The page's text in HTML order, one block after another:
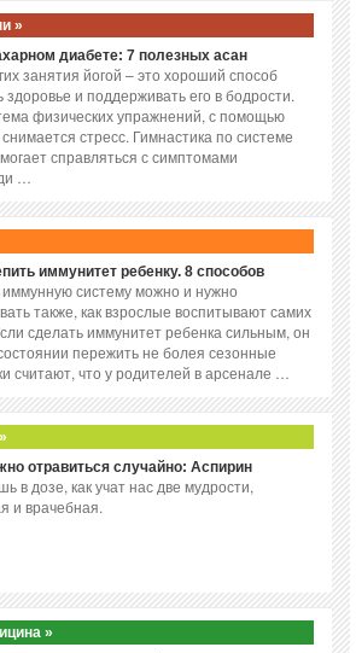
»
диабете: 7 полезных асан
занятия йогой – это хороший способ
здоровье и поддерживать его в бодрости.
физических упражнений, с помощью
стресс. Гимнастика по системе
справляться с симптомами
…
иммунитет ребенку. 8 способов
иммунную систему можно и нужно
также, как взрослые воспитывают самих
сделать иммунитет ребенка сильным, он
пережить не болея сезонные
считают, что у родителей в арсенале …
отравиться случайно: Аспирин
в дозе, как учат нас две мудрости,
и врачебная.
»